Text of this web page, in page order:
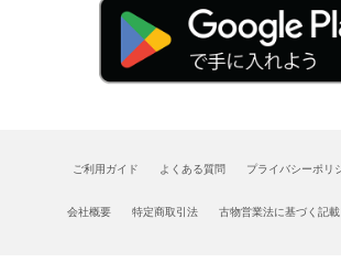
ご利用ガイド よくある質問 プライバシーポリ
会社概要 特定商取引法 古物営業法に基づく記載